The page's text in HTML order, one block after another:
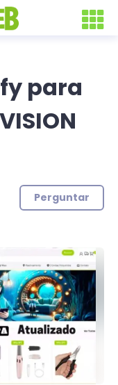
para
Perguntar